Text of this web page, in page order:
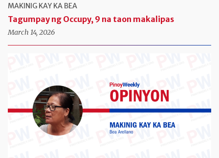
MAKINIG KAY KA BEA
Tagumpay ng Occupy, 9 na taon makalipas
March 14, 2026